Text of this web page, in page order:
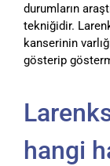
durumların
tekniğidir.
kanserinin
gösterip
hangi